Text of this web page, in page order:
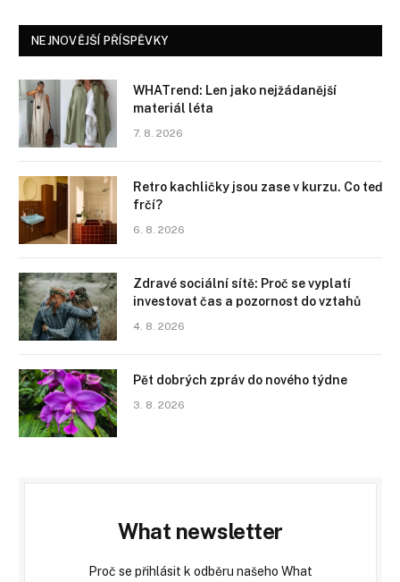
NEJNOVĚJŠÍ PŘÍSPĚVKY
WHATrend: Len jako nejžádanější
materiál léta
7. 8. 2026
Retro kachličky jsou zase v kurzu. Co teď
frčí?
6. 8. 2026
Zdravé sociální sítě: Proč se vyplatí
investovat čas a pozornost do vztahů
4. 8. 2026
Pět dobrých zpráv do nového týdne
3. 8. 2026
What newsletter
Proč se přihlásit k odběru našeho What